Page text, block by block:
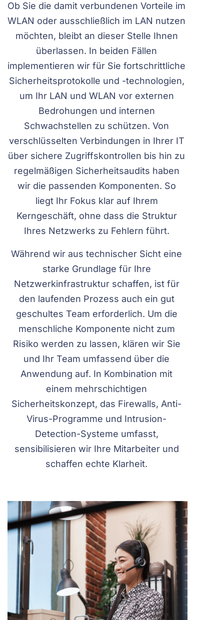
Ob Sie die damit verbundenen Vorteile im
WLAN oder ausschließlich im LAN nutzen
möchten, bleibt an dieser Stelle Ihnen
überlassen. In beiden Fällen
implementieren wir für Sie fortschrittliche
Sicherheitsprotokolle und -technologien,
um Ihr LAN und WLAN vor externen
Bedrohungen und internen
Schwachstellen zu schützen. Von
verschlüsselten Verbindungen in Ihrer IT
über sichere Zugriffskontrollen bis hin zu
regelmäßigen Sicherheitsaudits haben
wir die passenden Komponenten. So
liegt Ihr Fokus klar auf Ihrem
Kerngeschäft, ohne dass die Struktur
Ihres Netzwerks zu Fehlern führt.
Während wir aus technischer Sicht eine
starke Grundlage für Ihre
Netzwerkinfrastruktur schaffen, ist für
den laufenden Prozess auch ein gut
geschultes Team erforderlich. Um die
menschliche Komponente nicht zum
Risiko werden zu lassen, klären wir Sie
und Ihr Team umfassend über die
Anwendung auf. In Kombination mit
einem mehrschichtigen
Sicherheitskonzept, das Firewalls, Anti-
Virus-Programme und Intrusion-
Detection-Systeme umfasst,
sensibilisieren wir Ihre Mitarbeiter und
schaffen echte Klarheit.